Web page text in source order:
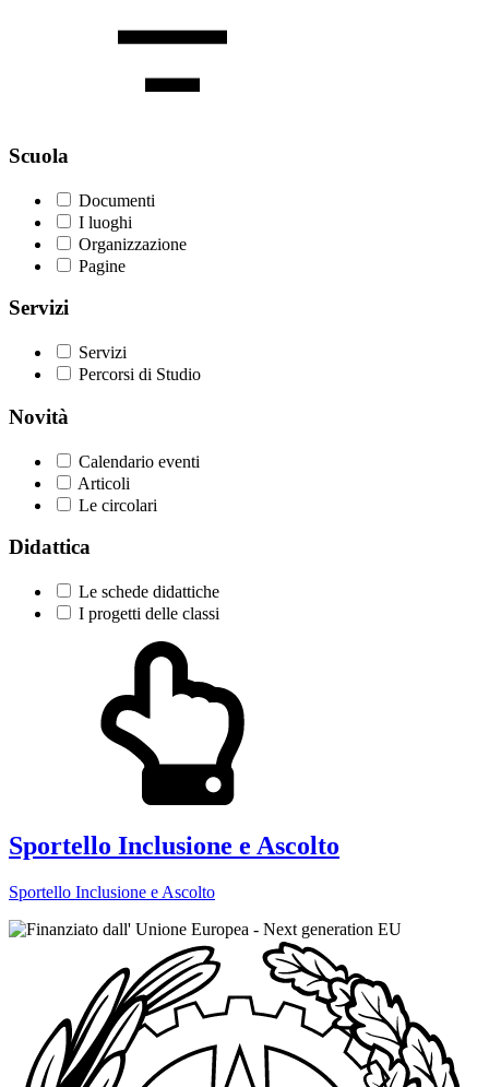
Scuola
Documenti
I luoghi
Organizzazione
Pagine
Servizi
Servizi
Percorsi di Studio
Novità
Calendario eventi
Articoli
Le circolari
Didattica
Le schede didattiche
I progetti delle classi
Sportello Inclusione e Ascolto
Sportello Inclusione e Ascolto